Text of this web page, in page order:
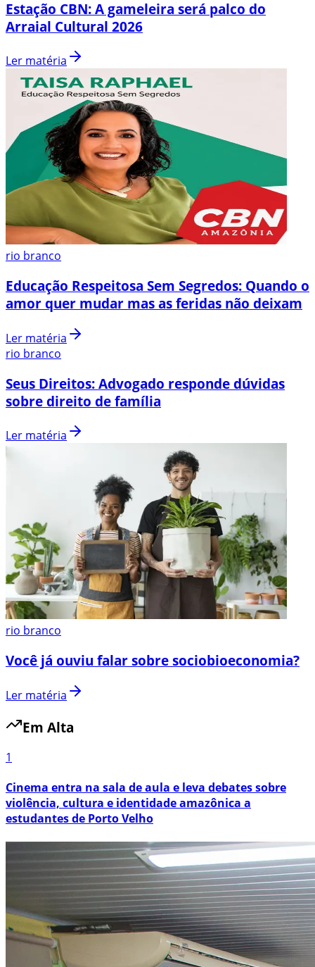
Estação CBN: A gameleira será palco do
Arraial Cultural 2026
Ler matéria
rio branco
Educação Respeitosa Sem Segredos: Quando o
amor quer mudar mas as feridas não deixam
Ler matéria
rio branco
Seus Direitos: Advogado responde dúvidas
sobre direito de família
Ler matéria
rio branco
Você já ouviu falar sobre sociobioeconomia?
Ler matéria
Em Alta
1
Cinema entra na sala de aula e leva debates sobre
violência, cultura e identidade amazônica a
estudantes de Porto Velho